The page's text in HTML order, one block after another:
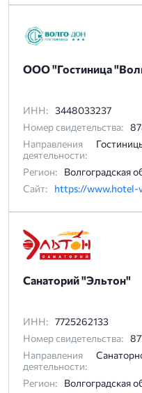
ООО "Гостиница
ИНН: 3448033237
Номер свидетельства:
Направления
деятельности:
Регион:
Волгоградская
Сайт:
https://www.hotel-
Санаторий "Эльтон"
ИНН: 7725262133
Номер свидетельства:
Направления
деятельности:
Регион:
Волгоградская